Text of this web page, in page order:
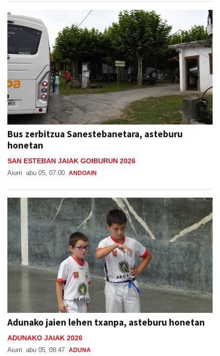
Bus zerbitzua Sanestebanetara, asteburu
honetan
SAN ESTEBAN JAIAK GOIBURUN 2026
Aiurri abu 05, 07:00 ANDOAIN
Adunako jaien lehen txanpa, asteburu honetan
ADUNAKO JAIAK 2026
Aiurri abu 05, 08:47 ADUNA